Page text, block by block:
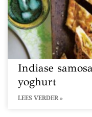
Indiase
yoghurt
LEES VERDER »